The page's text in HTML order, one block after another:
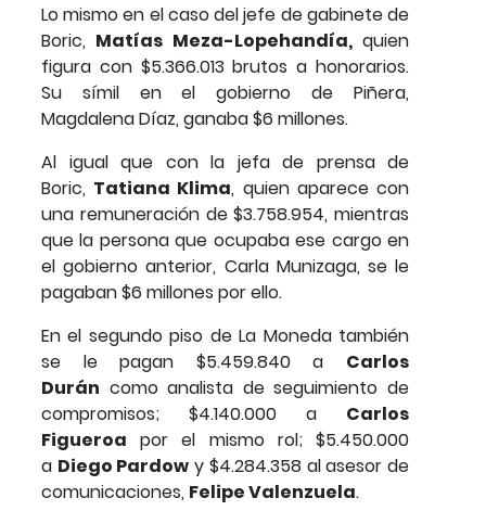
Lo mismo en el caso del jefe de gabinete de
Boric, Matías Meza-Lopehandía,quien
figura con $5.366.013 brutos a honorarios.
Su símil en el gobierno de Piñera,
Magdalena Díaz, ganaba $6 millones.
Al igual que con la jefa de prensa de
Boric, Tatiana Klima, quien aparece con
una remuneración de $3.758.954, mientras
que la persona que ocupaba ese cargo en
el gobierno anterior, Carla Munizaga, se le
pagaban $6 millones por ello.
En el segundo piso de La Moneda también
se le pagan $5.459.840 a Carlos
Durán como analista de seguimiento de
compromisos; $4.140.000 a Carlos
Figueroa por el mismo rol; $5.450.000
a Diego Pardow y $4.284.358 al asesor de
comunicaciones, Felipe Valenzuela.